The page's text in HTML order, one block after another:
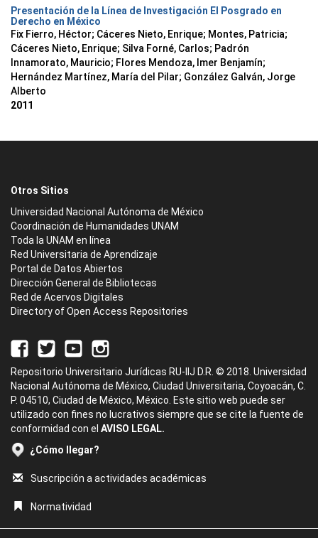
Presentación de la Línea de Investigación El Posgrado en
Derecho en México
Fix Fierro, Héctor; Cáceres Nieto, Enrique; Montes, Patricia;
Cáceres Nieto, Enrique; Silva Forné, Carlos; Padrón
Innamorato, Mauricio; Flores Mendoza, Imer Benjamín;
Hernández Martínez, María del Pilar; González Galván, Jorge
Alberto
2011
Otros Sitios
Universidad Nacional Autónoma de México
Coordinación de Humanidades UNAM
Toda la UNAM en línea
Red Universitaria de Aprendizaje
Portal de Datos Abiertos
Dirección General de Bibliotecas
Red de Acervos Digitales
Directory of Open Access Repositories
Repositorio Universitario Jurídicas RU-IIJ D.R. © 2018. Universidad
Nacional Autónoma de México, Ciudad Universitaria, Coyoacán, C.
P. 04510, Ciudad de México, México. Este sitio web puede ser
utilizado con fines no lucrativos siempre que se cite la fuente de
conformidad con el AVISO LEGAL.
¿Cómo llegar?
Suscripción a actividades académicas
Normatividad